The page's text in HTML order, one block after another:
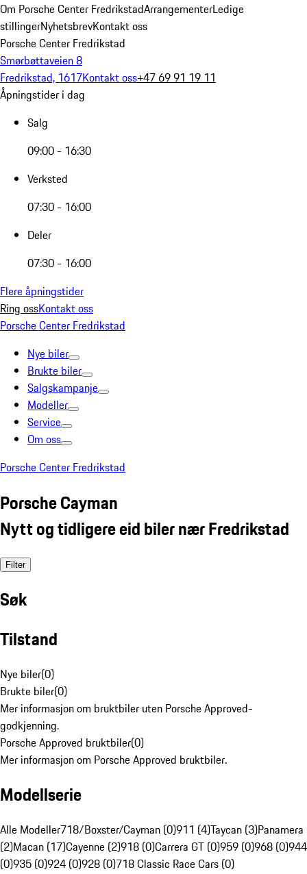
Om Porsche Center FredrikstadArrangementerLedige
stillingerNyhetsbrevKontakt oss
Porsche Center Fredrikstad
Smørbøttaveien 8
Fredrikstad, 1617Kontakt oss+47 69 91 19 11
Åpningstider i dag
Salg
09:00 - 16:30
Verksted
07:30 - 16:00
Deler
07:30 - 16:00
Flere åpningstider
Ring ossKontakt oss
Porsche Center Fredrikstad
Nye biler
Brukte biler
Salgskampanje
Modeller
Service
Om oss
Porsche Center Fredrikstad
Porsche Cayman
Nytt og tidligere eid biler nær Fredrikstad
Filter
Søk
Tilstand
Nye biler(0)
Brukte biler(0)
Mer informasjon om bruktbiler uten Porsche Approved-
godkjenning.
Porsche Approved bruktbiler(0)
Mer informasjon om Porsche Approved bruktbiler.
Modellserie
Alle Modeller718/Boxster/Cayman (0)911 (4)Taycan (3)Panamera
(2)Macan (17)Cayenne (2)918 (0)Carrera GT (0)959 (0)968 (0)944
(0)935 (0)924 (0)928 (0)718 Classic Race Cars (0)